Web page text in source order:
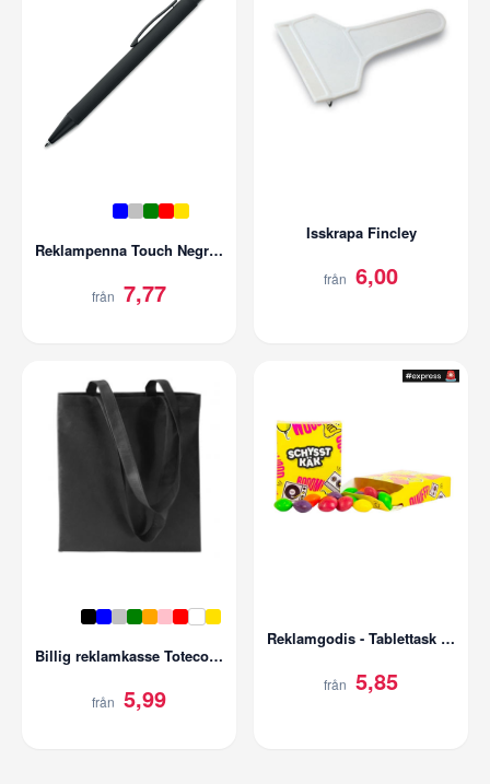
Reklampenna Touch Negrito
från 7,77
Isskrapa Fincley
från 6,00
Billig reklamkasse Totecolor | Nonwoven 80gr/m2
från 5,99
Reklamgodis - Tablettask med tryck | Classic
från 5,85